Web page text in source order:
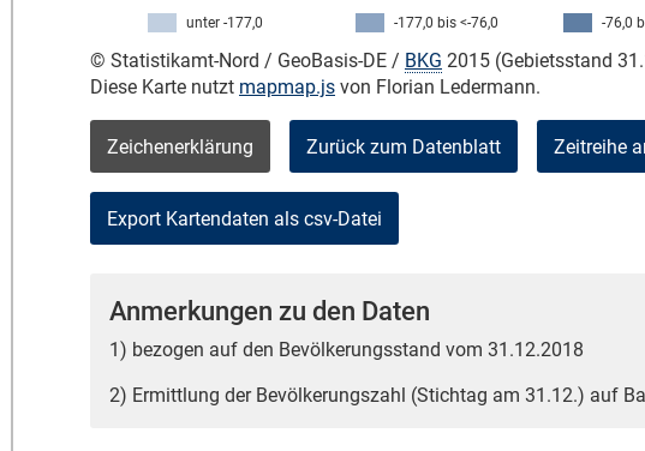
Dienst
-76,0
-177,0 bis <-76,0
unter -177,0
© Statistikamt-Nord / GeoBasis-DE / BKG 2015 (Gebietsstand
Diese Karte nutzt mapmap.js von Florian Ledermann.
Zeichenerklärung Zurück zum Datenblatt Zeitreihe
Anmerkungen zu den Daten
1) bezogen auf den Bevölkerungsstand vom 31.12.2018
2) Ermittlung der Bevölkerungszahl (Stichtag am 31.12.) auf